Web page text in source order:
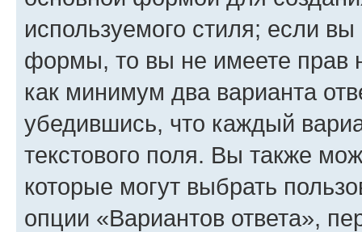
используемого стиля; если
формы, то вы не имеете прав
как минимум два варианта
убедившись, что каждый
текстового поля. Вы также
которые могут выбрать
опции «Вариантов ответа»,